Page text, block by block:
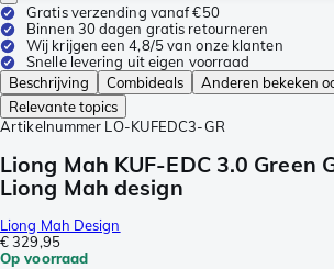
Gratis verzending vanaf €50
Binnen 30 dagen gratis retourneren
Wij krijgen een 4,8/5 van onze klanten
Snelle levering uit eigen voorraad
Beschrijving
Combideals Anderen bekeken
Relevante topics
Artikelnummer LO-KUFEDC3-GR
Liong Mah KUF-EDC 3.0 Green
Liong Mah design
Liong Mah Design
€ 329,95
Op voorraad